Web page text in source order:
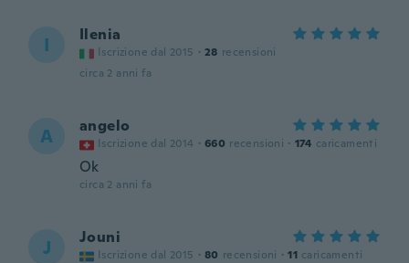
I Ilenia
Iscrizione dal 2015 · 28 recensioni
circa 2 anni fa
A angelo
Iscrizione dal 2014 · 660 recensioni · 174 caricamenti
Ok
circa 2 anni fa
J Jouni
Iscrizione dal 2015 · 80 recensioni · 11 caricamenti